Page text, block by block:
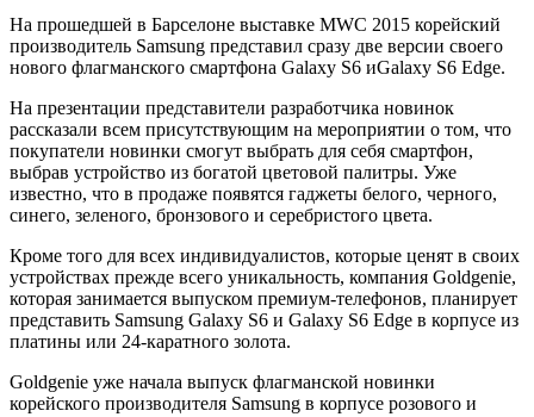
На прошедшей в Барселоне выставке MWC 2015 корейский
производитель Samsung представил сразу две версии своего
нового флагманского смартфона Galaxy S6 иGalaxy S6 Edge.
На презентации представители разработчика новинок
рассказали всем присутствующим на мероприятии о том, что
покупатели новинки смогут выбрать для себя смартфон,
выбрав устройство из богатой цветовой палитры. Уже
известно, что в продаже появятся гаджеты белого, черного,
синего, зеленого, бронзового и серебристого цвета.
Кроме того для всех индивидуалистов, которые ценят в своих
устройствах прежде всего уникальность, компания Goldgenie,
которая занимается выпуском премиум-телефонов, планирует
представить Samsung Galaxy S6 и Galaxy S6 Edge в корпусе из
платины или 24-каратного золота.
Goldgenie уже начала выпуск флагманской новинки
корейского производителя Samsung в корпусе розового и